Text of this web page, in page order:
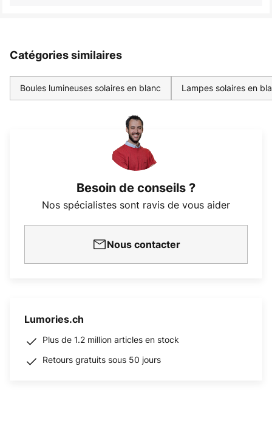
Catégories similaires
Boules lumineuses solaires en blanc Lampes solaires en
Besoin de conseils ?
Nos spécialistes sont ravis de vous aider
Nous contacter
Lumories.ch
Plus de 1.2 million articles en stock
Retours gratuits sous 50 jours